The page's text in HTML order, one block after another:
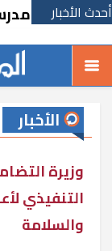
أحدث الأخبار
بإنشاء مدرسة
الأخبار
وزيرة
التنفيذي
والسلامة